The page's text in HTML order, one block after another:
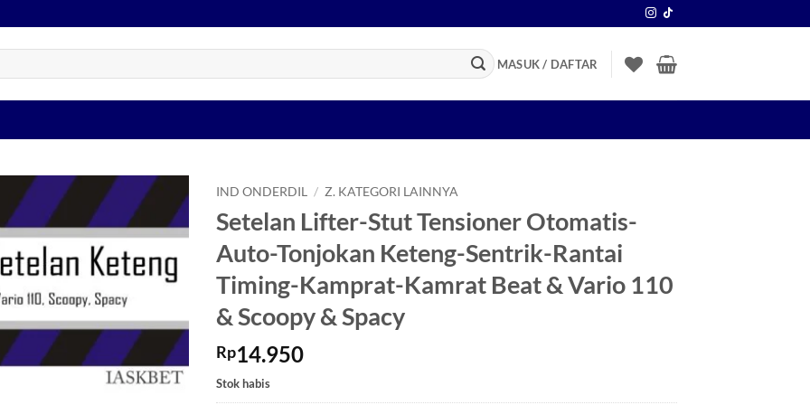
MASUK / DAFTAR
Tambahkan
ke Wishlist
IND ONDERDIL / Z. KATEGORI LAINNYA
Setelan Lifter-Stut Tensioner Otomatis-
Auto-Tonjokan Keteng-Sentrik-Rantai
Timing-Kamprat-Kamrat Beat & Vario 110
& Scoopy & Spacy
Rp14.950
Stok habis